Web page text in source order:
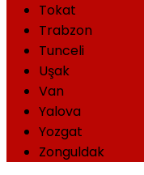
Tokat
Trabzon
Tunceli
Uşak
Van
Yalova
Yozgat
Zonguldak